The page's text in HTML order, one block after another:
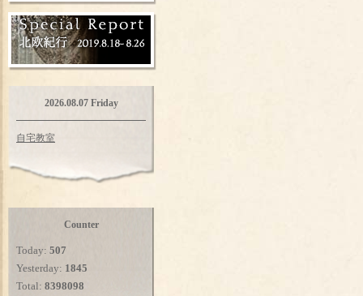
2026.08.07 Friday
自宅教室
Counter
Today: 507
Yesterday: 1845
Total: 8398098